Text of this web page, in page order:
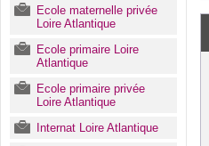
Ecole maternelle privée
Loire Atlantique
Ecole primaire Loire
Atlantique
Ecole primaire privée
Loire Atlantique
Internat Loire Atlantique